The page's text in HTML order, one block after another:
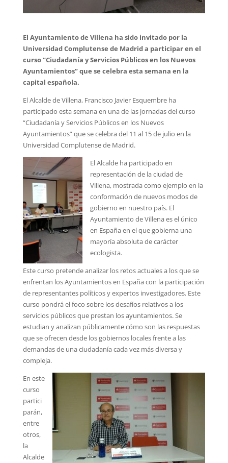
El Ayuntamiento de Villena ha sido invitado por la
Universidad Complutense de Madrid a participar en el
curso “Ciudadanía y Servicios Públicos en los Nuevos
Ayuntamientos” que se celebra esta semana en la
capital española.
El Alcalde de Villena, Francisco Javier Esquembre ha
participado esta semana en una de las jornadas del curso
“Ciudadanía y Servicios Públicos en los Nuevos
Ayuntamientos” que se celebra del 11 al 15 de julio en la
Universidad Complutense de Madrid.
El Alcalde ha participado en
representación de la ciudad de
Villena, mostrada como ejemplo en la
conformación de nuevos modos de
gobierno en nuestro país. El
Ayuntamiento de Villena es el único
en España en el que gobierna una
mayoría absoluta de carácter
ecologista.
Este curso pretende analizar los retos actuales a los que se
enfrentan los Ayuntamientos en España con la participación
de representantes políticos y expertos investigadores. Este
curso pondrá el foco sobre los desafíos relativos a los
servicios públicos que prestan los ayuntamientos. Se
estudian y analizan públicamente cómo son las respuestas
que se ofrecen desde los gobiernos locales frente a las
demandas de una ciudadanía cada vez más diversa y
compleja.
En este
curso
partici
parán,
entre
otros,
la
Alcalde